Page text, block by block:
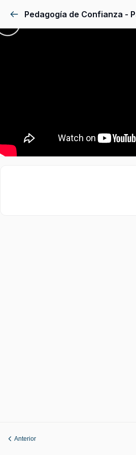
Pedagogía de Confianza -
Anterior